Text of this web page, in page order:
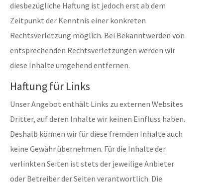
diesbezügliche Haftung ist jedoch erst ab dem
Zeitpunkt der Kenntnis einer konkreten
Rechtsverletzung möglich. Bei Bekanntwerden von
entsprechenden Rechtsverletzungen werden wir
diese Inhalte umgehend entfernen.
Haftung für Links
Unser Angebot enthält Links zu externen Websites
Dritter, auf deren Inhalte wir keinen Einfluss haben.
Deshalb können wir für diese fremden Inhalte auch
keine Gewähr übernehmen. Für die Inhalte der
verlinkten Seiten ist stets der jeweilige Anbieter
oder Betreiber der Seiten verantwortlich. Die